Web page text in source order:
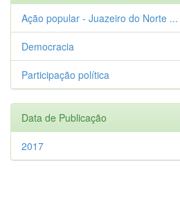
Ação popular - Juazeiro do Norte ...
Democracia
Participação política
Data de Publicação
2017